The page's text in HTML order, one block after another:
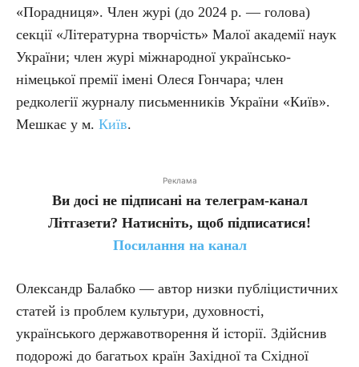
«Порадниця». Член журі (до 2024 р. — голова)
секції «Літературна творчість» Малої академії наук
України; член журі міжнародної українсько-
німецької премії імені Олеся Гончара; член
редколегії журналу письменників України «Київ».
Мешкає у м. Київ.
Реклама
Ви досі не підписані на телеграм-канал
Літгазети? Натисніть, щоб підписатися!
Посилання на канал
Олександр Балабко — автор низки публіцистичних
статей із проблем культури, духовності,
українського державотворення й історії. Здійснив
подорожі до багатьох країн Західної та Східної